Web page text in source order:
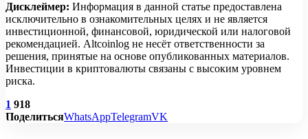
Дисклеймер: Информация в данной статье предоставлена
исключительно в ознакомительных целях и не является
инвестиционной, финансовой, юридической или налоговой
рекомендацией. Altcoinlog не несёт ответственности за
решения, принятые на основе опубликованных материалов.
Инвестиции в криптовалюты связаны с высоким уровнем
риска.
1 918
ПоделитьсяWhatsAppTelegramVK